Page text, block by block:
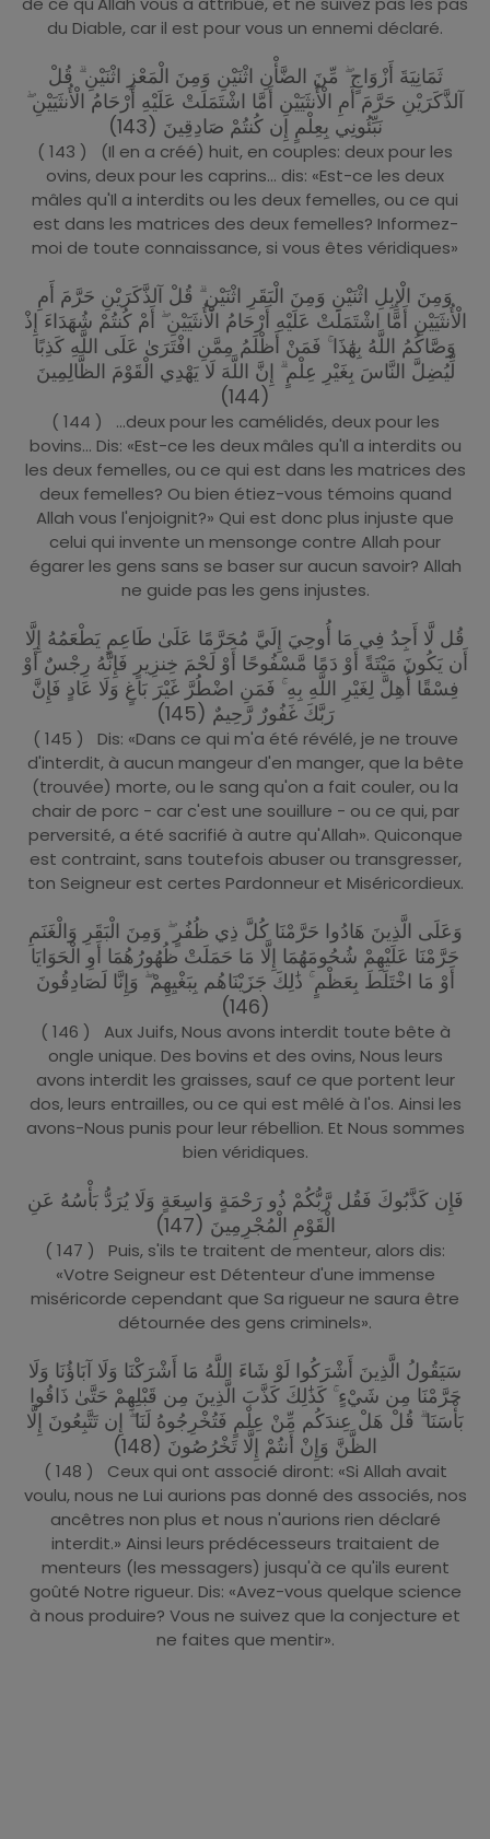
du Diable, car il est pour vous un ennemi déclaré.
ثَمَانِيَةَ أَزْوَاجٍ ۖ مِّنَ الضَّأْنِ اثْنَيْنِ وَمِنَ الْمَعْزِ اثْنَيْنِ ۗ قُلْ
آلذَّكَرَيْنِ حَرَّمَ أَمِ الْأُنثَيَيْنِ أَمَّا اشْتَمَلَتْ عَلَيْهِ أَرْحَامُ الْأُنثَيَيْنِ ۖ
نَبِّئُونِي بِعِلْمٍ إِن كُنتُمْ صَادِقِينَ (143)
( 143 ) (Il en a créé) huit, en couples: deux pour les
ovins, deux pour les caprins... dis: «Est-ce les deux
mâles qu'Il a interdits ou les deux femelles, ou ce qui
est dans les matrices des deux femelles? Informez-
moi de toute connaissance, si vous êtes véridiques»
وَمِنَ الْإِبِلِ اثْنَيْنِ وَمِنَ الْبَقَرِ اثْنَيْنِ ۗ قُلْ آلذَّكَرَيْنِ حَرَّمَ أَمِ
الْأُنثَيَيْنِ أَمَّا اشْتَمَلَتْ عَلَيْهِ أَرْحَامُ الْأُنثَيَيْنِ ۖ أَمْ كُنتُمْ شُهَدَاءَ إِذْ
وَصَّاكُمُ اللَّهُ بِهَٰذَا ۚ فَمَنْ أَظْلَمُ مِمَّنِ افْتَرَىٰ عَلَى اللَّهِ كَذِبًا
لِّيُضِلَّ النَّاسَ بِغَيْرِ عِلْمٍ ۗ إِنَّ اللَّهَ لَا يَهْدِي الْقَوْمَ الظَّالِمِينَ
(144)
( 144 ) ...deux pour les camélidés, deux pour les
bovins... Dis: «Est-ce les deux mâles qu'Il a interdits ou
les deux femelles, ou ce qui est dans les matrices des
deux femelles? Ou bien étiez-vous témoins quand
Allah vous l'enjoignit?» Qui est donc plus injuste que
celui qui invente un mensonge contre Allah pour
égarer les gens sans se baser sur aucun savoir? Allah
ne guide pas les gens injustes.
قُل لَّا أَجِدُ فِي مَا أُوحِيَ إِلَيَّ مُحَرَّمًا عَلَىٰ طَاعِمٍ يَطْعَمُهُ إِلَّا
أَن يَكُونَ مَيْتَةً أَوْ دَمًا مَّسْفُوحًا أَوْ لَحْمَ خِنزِيرٍ فَإِنَّهُ رِجْسٌ أَوْ
فِسْقًا أُهِلَّ لِغَيْرِ اللَّهِ بِهِ ۚ فَمَنِ اضْطُرَّ غَيْرَ بَاغٍ وَلَا عَادٍ فَإِنَّ
رَبَّكَ غَفُورٌ رَّحِيمٌ (145)
( 145 ) Dis: «Dans ce qui m'a été révélé, je ne trouve
d'interdit, à aucun mangeur d'en manger, que la bête
(trouvée) morte, ou le sang qu'on a fait couler, ou la
chair de porc - car c'est une souillure - ou ce qui, par
perversité, a été sacrifié à autre qu'Allah». Quiconque
est contraint, sans toutefois abuser ou transgresser,
ton Seigneur est certes Pardonneur et Miséricordieux.
وَعَلَى الَّذِينَ هَادُوا حَرَّمْنَا كُلَّ ذِي ظُفُرٍ ۖ وَمِنَ الْبَقَرِ وَالْغَنَمِ
حَرَّمْنَا عَلَيْهِمْ شُحُومَهُمَا إِلَّا مَا حَمَلَتْ ظُهُورُهُمَا أَوِ الْحَوَايَا
أَوْ مَا اخْتَلَطَ بِعَظْمٍ ۚ ذَٰلِكَ جَزَيْنَاهُم بِبَغْيِهِمْ ۖ وَإِنَّا لَصَادِقُونَ
(146)
( 146 ) Aux Juifs, Nous avons interdit toute bête à
ongle unique. Des bovins et des ovins, Nous leurs
avons interdit les graisses, sauf ce que portent leur
dos, leurs entrailles, ou ce qui est mêlé à l'os. Ainsi les
avons-Nous punis pour leur rébellion. Et Nous sommes
bien véridiques.
فَإِن كَذَّبُوكَ فَقُل رَّبُّكُمْ ذُو رَحْمَةٍ وَاسِعَةٍ وَلَا يُرَدُّ بَأْسُهُ عَنِ
الْقَوْمِ الْمُجْرِمِينَ (147)
( 147 ) Puis, s'ils te traitent de menteur, alors dis:
«Votre Seigneur est Détenteur d'une immense
miséricorde cependant que Sa rigueur ne saura être
détournée des gens criminels».
سَيَقُولُ الَّذِينَ أَشْرَكُوا لَوْ شَاءَ اللَّهُ مَا أَشْرَكْنَا وَلَا آبَاؤُنَا وَلَا
حَرَّمْنَا مِن شَيْءٍ ۚ كَذَٰلِكَ كَذَّبَ الَّذِينَ مِن قَبْلِهِمْ حَتَّىٰ ذَاقُوا
بَأْسَنَا ۗ قُلْ هَلْ عِندَكُم مِّنْ عِلْمٍ فَتُخْرِجُوهُ لَنَا ۖ إِن تَتَّبِعُونَ إِلَّا
الظَّنَّ وَإِنْ أَنتُمْ إِلَّا تَخْرُصُونَ (148)
( 148 ) Ceux qui ont associé diront: «Si Allah avait
voulu, nous ne Lui aurions pas donné des associés, nos
ancêtres non plus et nous n'aurions rien déclaré
interdit.» Ainsi leurs prédécesseurs traitaient de
menteurs (les messagers) jusqu'à ce qu'ils eurent
goûté Notre rigueur. Dis: «Avez-vous quelque science
à nous produire? Vous ne suivez que la conjecture et
ne faites que mentir».